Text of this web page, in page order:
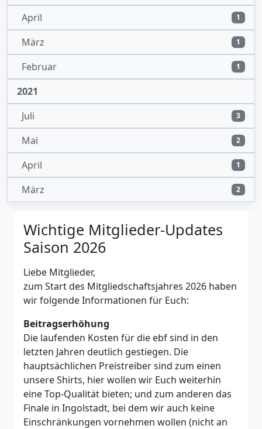
April 1
März 1
Februar 1
2021
Juli
3
Mai 2
April 1
März 2
Wichtige Mitglieder-Updates
Saison 2026
Liebe Mitglieder,
zum Start des Mitgliedschaftsjahres 2026 haben
wir folgende Informationen für Euch:
Beitragserhöhung
Die laufenden Kosten für die ebf sind in den
letzten Jahren deutlich gestiegen. Die
hauptsächlichen Preistreiber sind zum einen
unsere Shirts, hier wollen wir Euch weiterhin
eine Top-Qualität bieten; und zum anderen das
Finale in Ingolstadt, bei dem wir auch keine
Einschränkungen vornehmen wollen (nicht an